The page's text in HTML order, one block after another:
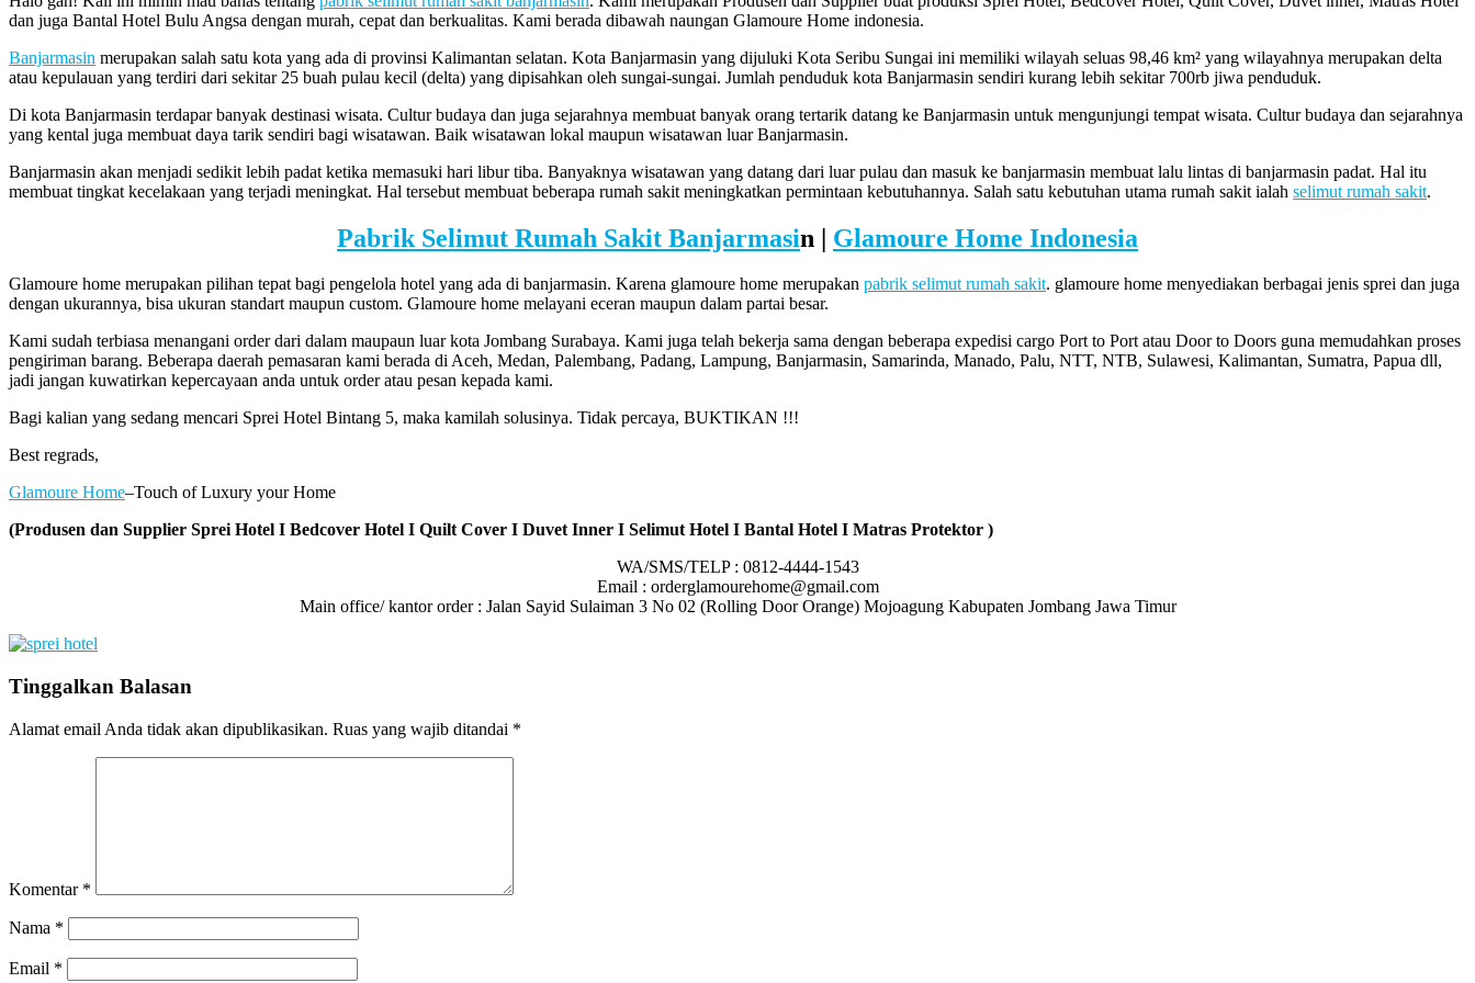
dan juga Bantal Hotel Bulu Angsa dengan murah, cepat dan berkualitas. Kami berada dibawah naungan Glamoure Home indonesia.
Banjarmasin merupakan salah satu kota yang ada di provinsi Kalimantan selatan. Kota Banjarmasin yang dijuluki Kota Seribu Sungai ini memiliki wilayah seluas 98,46 km² yang wilayahnya merupakan delta
atau kepulauan yang terdiri dari sekitar 25 buah pulau kecil (delta) yang dipisahkan oleh sungai-sungai. Jumlah penduduk kota Banjarmasin sendiri kurang lebih sekitar 700rb jiwa penduduk.
Di kota Banjarmasin terdapar banyak destinasi wisata. Cultur budaya dan juga sejarahnya membuat banyak orang tertarik datang ke Banjarmasin untuk mengunjungi tempat wisata. Cultur budaya dan sejarahnya
yang kental juga membuat daya tarik sendiri bagi wisatawan. Baik wisatawan lokal maupun wisatawan luar Banjarmasin.
Banjarmasin akan menjadi sedikit lebih padat ketika memasuki hari libur tiba. Banyaknya wisatawan yang datang dari luar pulau dan masuk ke banjarmasin membuat lalu lintas di banjarmasin padat. Hal itu
membuat tingkat kecelakaan yang terjadi meningkat. Hal tersebut membuat beberapa rumah sakit meningkatkan permintaan kebutuhannya. Salah satu kebutuhan utama rumah sakit ialah selimut rumah sakit.
Pabrik Selimut Rumah Sakit Banjarmasin | Glamoure Home Indonesia
Glamoure home merupakan pilihan tepat bagi pengelola hotel yang ada di banjarmasin. Karena glamoure home merupakan pabrik selimut rumah sakit. glamoure home menyediakan berbagai jenis sprei dan juga
dengan ukurannya, bisa ukuran standart maupun custom. Glamoure home melayani eceran maupun dalam partai besar.
Kami sudah terbiasa menangani order dari dalam maupaun luar kota Jombang Surabaya. Kami juga telah bekerja sama dengan beberapa expedisi cargo Port to Port atau Door to Doors guna memudahkan proses
pengiriman barang. Beberapa daerah pemasaran kami berada di Aceh, Medan, Palembang, Padang, Lampung, Banjarmasin, Samarinda, Manado, Palu, NTT, NTB, Sulawesi, Kalimantan, Sumatra, Papua dll,
jadi jangan kuwatirkan kepercayaan anda untuk order atau pesan kepada kami.
Bagi kalian yang sedang mencari Sprei Hotel Bintang 5, maka kamilah solusinya. Tidak percaya, BUKTIKAN !!!
Best regrads,
Glamoure Home–Touch of Luxury your Home
(Produsen dan Supplier Sprei Hotel I Bedcover Hotel I Quilt Cover I Duvet Inner I Selimut Hotel I Bantal Hotel I Matras Protektor )
WA/SMS/TELP : 0812-4444-1543
Email : orderglamourehome@gmail.com
Main office/ kantor order : Jalan Sayid Sulaiman 3 No 02 (Rolling Door Orange) Mojoagung Kabupaten Jombang Jawa Timur
Tinggalkan Balasan
Alamat email Anda tidak akan dipublikasikan. Ruas yang wajib ditandai *
Komentar *
Nama *
Email *